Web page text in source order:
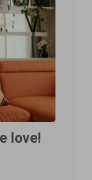
love!